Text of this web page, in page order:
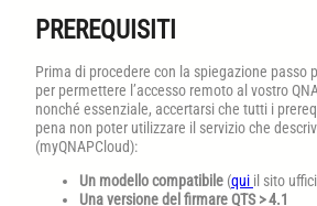
PREREQUISITI
Prima di procedere con la spiegazione passo
per permettere l’accesso remoto al vostro
nonché essenziale, accertarsi che tutti i
pena non poter utilizzare il servizio che
(myQNAPCloud):
Un modello compatibile (qui il sito
Una versione del firmare QTS > 4.1